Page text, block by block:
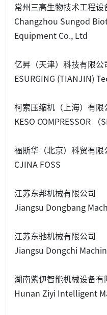
常州三高生物技术工程设
Changzhou Sungod
Equipment Co., Ltd
亿昇（天津）科技有限公
ESURGING (TIANJIN)
柯索压缩机（上海）有限
KESO COMPRESSOR （
福斯华（北京）科贸有限
CJINA FOSS
江苏东邦机械有限公司
Jiangsu Dongbang
江苏东驰机械有限公司
Jiangsu Dongchi
湖南紫伊智能机械设备有
Hunan Ziyi Intelligent